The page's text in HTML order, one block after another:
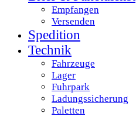
Empfangen
Versenden
Spedition
Technik
Fahrzeuge
Lager
Fuhrpark
Ladungssicherung
Paletten